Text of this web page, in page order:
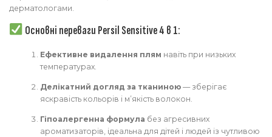
дерматологами.
Основні переваги Persil Sensitive 4 в 1:
Ефективне видалення плям навіть при низьких
температурах.
Делікатний догляд за тканиною— зберігає
яскравість кольорів і м’якість волокон.
Гіпоалергенна формула без агресивних
ароматизаторів, ідеальна для дітей і людей із чутливою